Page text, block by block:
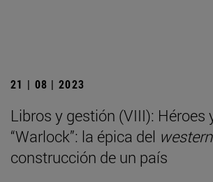
21 | 08 | 2023
Libros y gestión (VIII): Héroes
“Warlock”: la épica del western
construcción de un país